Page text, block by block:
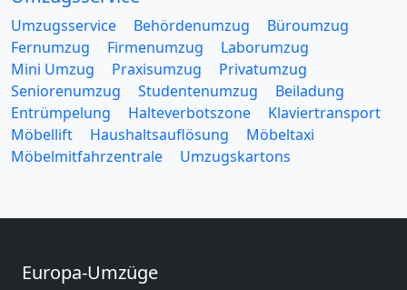
Umzugsservice Behördenumzug
Büroumzug
Fernumzug
Firmenumzug
Laborumzug
Mini Umzug
Praxisumzug
Privatumzug
Seniorenumzug
Studentenumzug
Beiladung
Entrümpelung
Halteverbotszone
Klaviertransport
Möbellift
Haushaltsauflösung
Möbeltaxi
Möbelmitfahrzentrale
Umzugskartons
Europa-Umzüge